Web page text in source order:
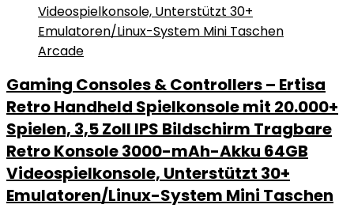
Gaming Consoles & Controllers – Ertisa
Retro Handheld Spielkonsole mit 20.000+
Spielen, 3,5 Zoll IPS Bildschirm Tragbare
Retro Konsole 3000-mAh-Akku 64GB
Videospielkonsole, Unterstützt 30+
Emulatoren/Linux-System Mini Taschen